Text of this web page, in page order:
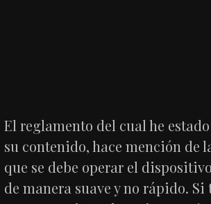
El reglamento del cual he
su contenido, hace mención de
que se debe operar el
de manera suave y no rápido.